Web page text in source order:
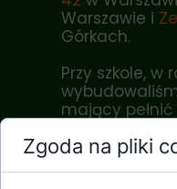
Warszawie i
Górkach.
Przy szkole, w
mający
poniosła
zaplanowanej
Zgoda na pliki